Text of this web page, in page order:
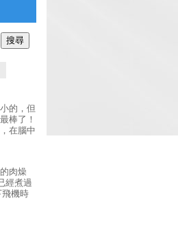
的，但
棒了！
在腦中
肉燥
經煮過
飛機時